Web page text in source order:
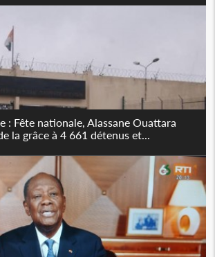
: Fête nationale, Alassane Ouattara
la grâce à 4 661 détenus et...